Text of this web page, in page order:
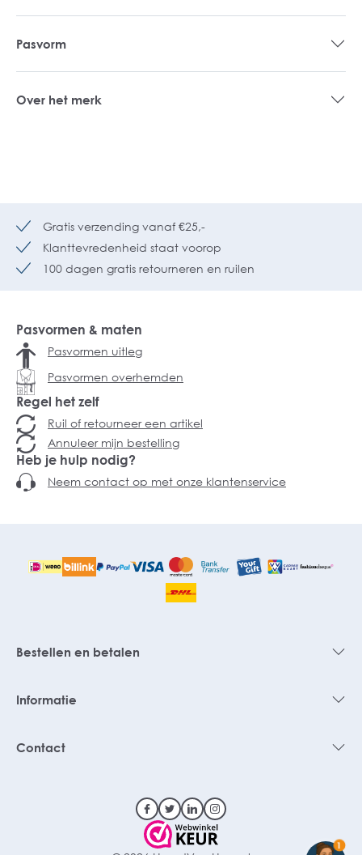
Pasvorm
Over het merk
Gratis verzending vanaf €25,-
Klanttevredenheid staat voorop
100 dagen gratis retourneren en ruilen
Pasvormen & maten
Pasvormen uitleg
Pasvormen overhemden
Regel het zelf
Ruil of retourneer een artikel
Annuleer mijn bestelling
Heb je hulp nodig?
Neem contact op met onze klantenservice
Bestellen en betalen
Informatie
Contact
1